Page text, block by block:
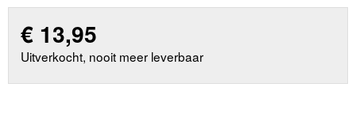
€ 13,95
Uitverkocht, nooit meer leverbaar